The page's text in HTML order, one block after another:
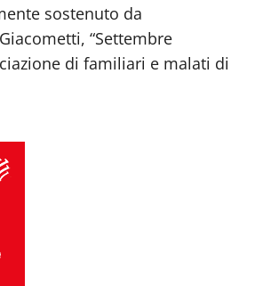
sostenuto da
“Settembre
di familiari e malati di